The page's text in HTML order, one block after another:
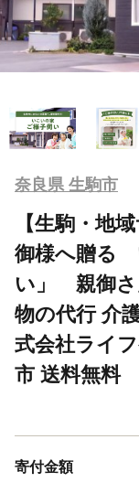
奈良県 生駒市
【生駒・地
御様へ贈る
い」 親御さ
物の代行 介
式会社ライ
市 送料無料
寄付金額